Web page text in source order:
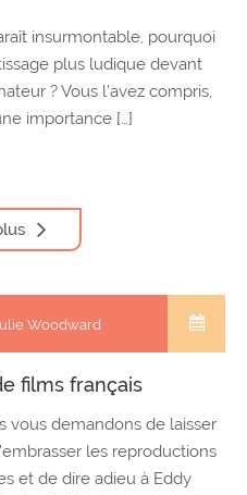
insurmontable, pourquoi
plus ludique devant
? Vous l’avez compris,
importance […]
Woodward
films français
vous demandons de laisser
les reproductions
et de dire adieu à Eddy